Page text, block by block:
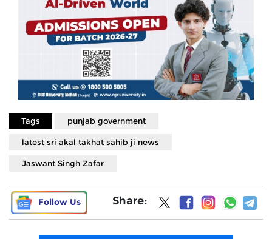
Tags punjab government
latest sri akal takhat sahib ji news
Jaswant Singh Zafar
Follow Us Share: